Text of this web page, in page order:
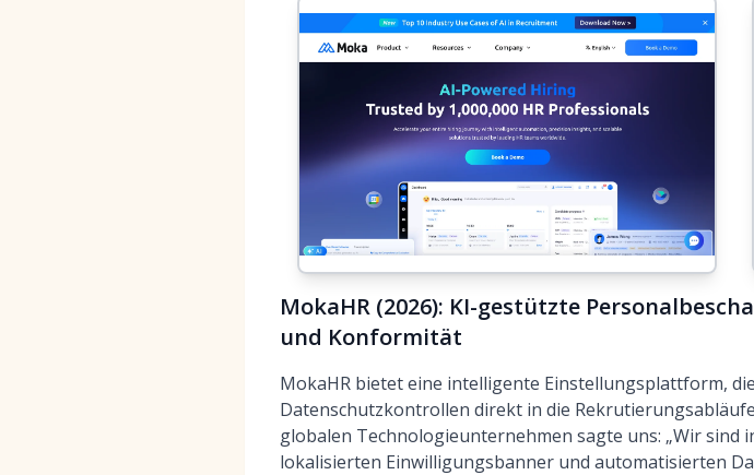
MokaHR (2026): KI-gestützte
und Konformität
MokaHR bietet eine intelligente Einstellungsplattform,
Datenschutzkontrollen direkt in die
globalen Technologieunternehmen sagte uns: „Wir sind
lokalisierten Einwilligungsbanner und automatisierten